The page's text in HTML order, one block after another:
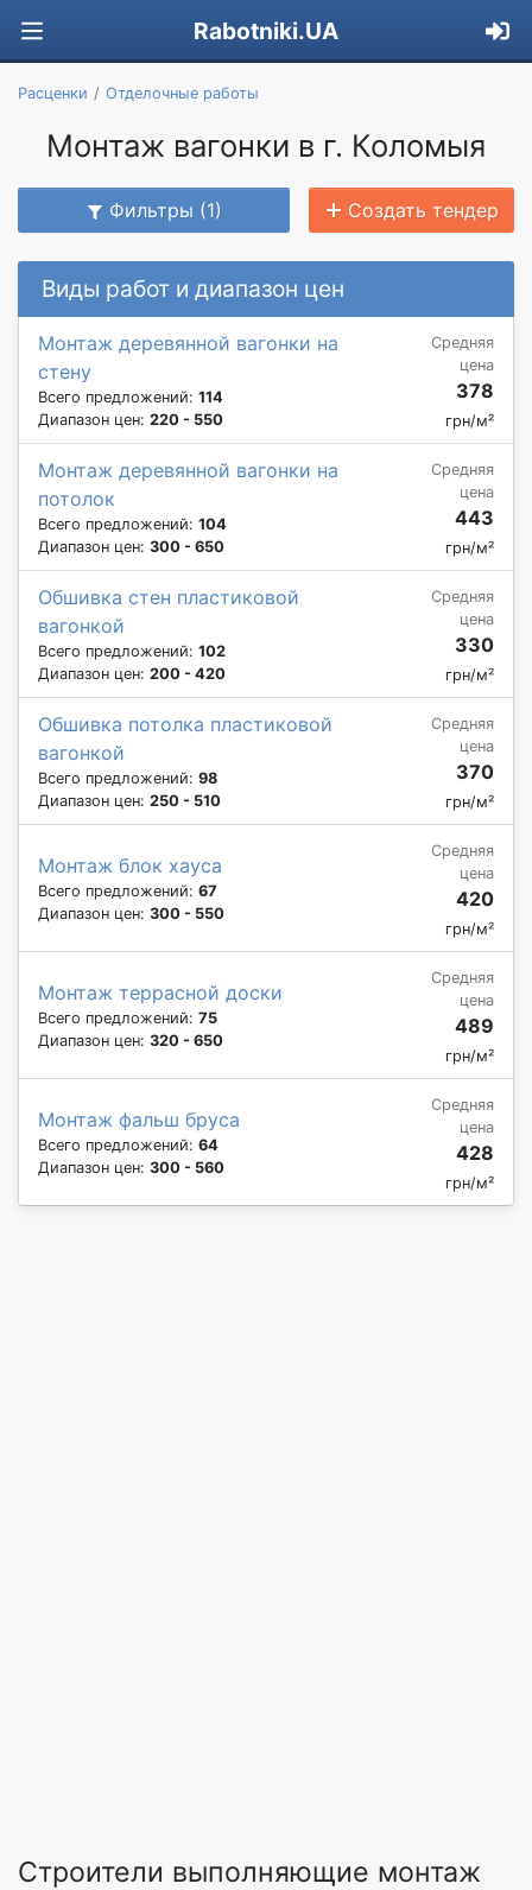
Rabotniki.UA
Расценки Отделочные работы
Монтаж вагонки в г. Коломыя
Фильтры (1) Создать тендер
Виды работ и диапазон цен
Монтаж деревянной вагонки на
стену
Всего предложений: 114
Диапазон цен: 220 - 550
Средняя
цена
378
грн/м²
Монтаж деревянной вагонки на
потолок
Всего предложений: 104
Диапазон цен: 300 - 650
Средняя
цена
443
грн/м²
Обшивка стен пластиковой
вагонкой
Всего предложений: 102
Диапазон цен: 200 - 420
Средняя
цена
330
грн/м²
Обшивка потолка плаcтиковой
вагонкой
Всего предложений: 98
Диапазон цен: 250 - 510
Средняя
цена
370
грн/м²
Монтаж блок хауса
Всего предложений: 67
Диапазон цен: 300 - 550
Средняя
цена
420
грн/м²
Монтаж террасной доски
Всего предложений: 75
Диапазон цен: 320 - 650
Средняя
цена
489
грн/м²
Монтаж фальш бруса
Всего предложений: 64
Диапазон цен: 300 - 560
Средняя
цена
428
грн/м²
Строители выполняющие монтаж